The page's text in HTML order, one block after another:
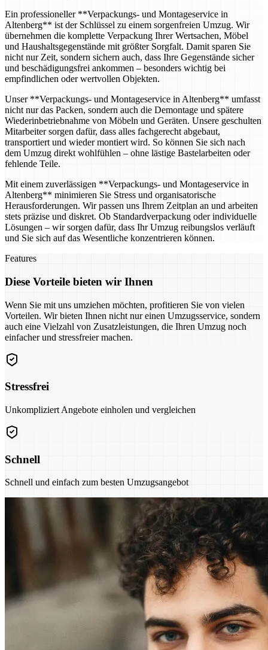
Ein professioneller **Verpackungs- und Montageservice in
Altenberg** ist der Schlüssel zu einem sorgenfreien Umzug. Wir
übernehmen die komplette Verpackung Ihrer Wertsachen, Möbel
und Haushaltsgegenstände mit größter Sorgfalt. Damit sparen Sie
nicht nur Zeit, sondern sichern auch, dass Ihre Gegenstände sicher
und beschädigungsfrei ankommen – besonders wichtig bei
empfindlichen oder wertvollen Objekten.
Unser **Verpackungs- und Montageservice in Altenberg** umfasst
nicht nur das Packen, sondern auch die Demontage und spätere
Wiederinbetriebnahme von Möbeln und Geräten. Unsere geschulten
Mitarbeiter sorgen dafür, dass alles fachgerecht abgebaut,
transportiert und wieder montiert wird. So können Sie sich nach
dem Umzug direkt wohlfühlen – ohne lästige Bastelarbeiten oder
fehlende Teile.
Mit einem zuverlässigen **Verpackungs- und Montageservice in
Altenberg** minimieren Sie Stress und organisatorische
Herausforderungen. Wir passen uns Ihrem Zeitplan an und arbeiten
stets präzise und diskret. Ob Standardverpackung oder individuelle
Lösungen – wir sorgen dafür, dass Ihr Umzug reibungslos verläuft
und Sie sich auf das Wesentliche konzentrieren können.
Features
Diese Vorteile bieten wir Ihnen
Wenn Sie mit uns umziehen möchten, profitieren Sie von vielen
Vorteilen. Wir bieten Ihnen nicht nur einen Umzugsservice, sondern
auch eine Vielzahl von Zusatzleistungen, die Ihren Umzug noch
einfacher und stressfreier machen.
Stressfrei
Unkompliziert Angebote einholen und vergleichen
Schnell
Schnell und einfach zum besten Umzugsangebot